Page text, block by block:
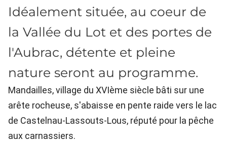
Idéalement située, au coeur de
la Vallée du Lot et des portes de
l'Aubrac, détente et pleine
nature seront au programme.
Mandailles, village du XVIème siècle bâti sur une
arête rocheuse, s'abaisse en pente raide vers le lac
de Castelnau-Lassouts-Lous, réputé pour la pêche
aux carnassiers.